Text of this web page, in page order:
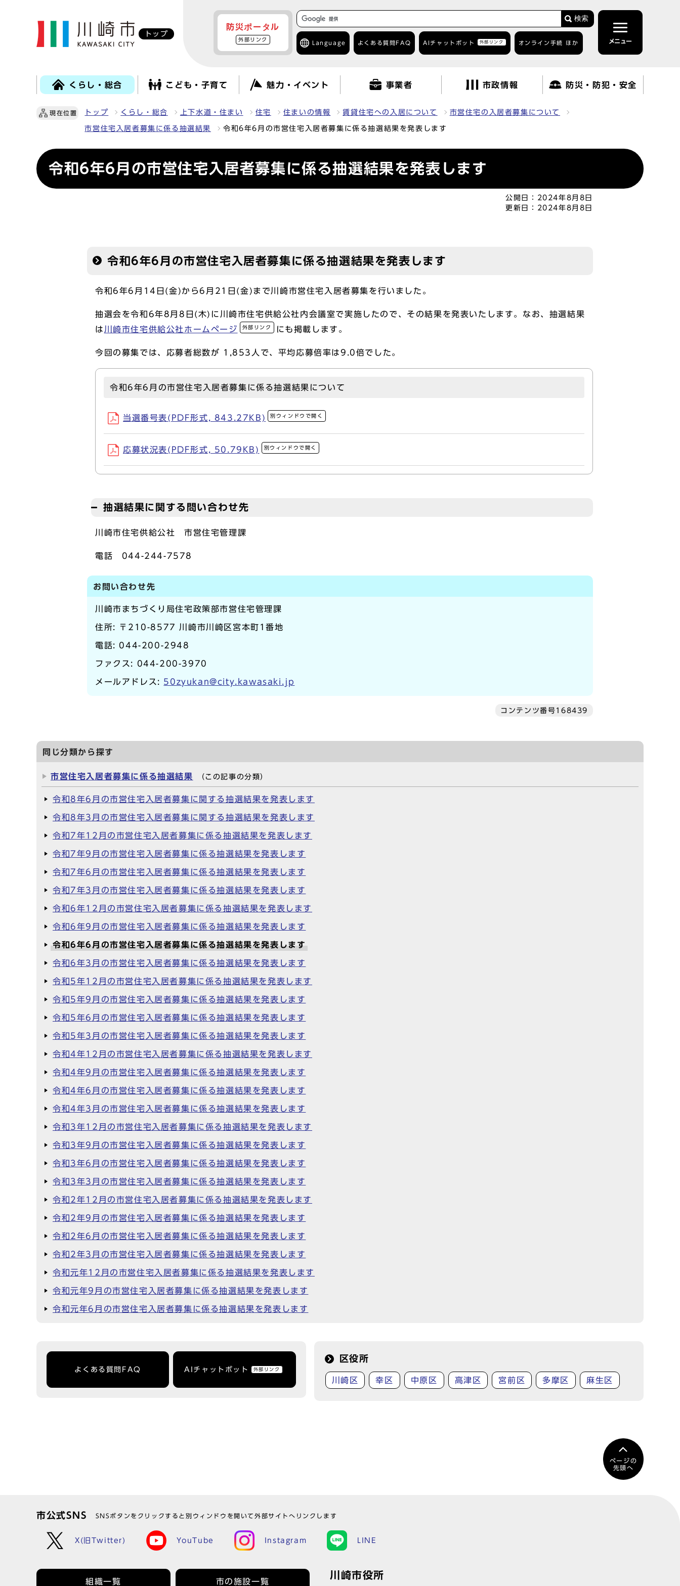
トップ
防災ポータル
外部リンク
検索
Language よくある質問 FAQ AIチャットボット 外部リンク オンライン手続 ほか メニュー
くらし・総合 こども・子育て 魅力・イベント 事業者 市政情報 防災・防犯・安全
現在位置 トップ くらし・総合 上下水道・住まい 住宅 住まいの情報 賃貸住宅への入居について 市営住宅の入居者募集について
市営住宅入居者募集に係る抽選結果 令和6年6月の市営住宅入居者募集に係る抽選結果を発表します
令和6年6月の市営住宅入居者募集に係る抽選結果を発表します
公開日：
2024年8月8日
更新日：
2024年8月8日
令和6年6月の市営住宅入居者募集に係る抽選結果を発表します
令和6年6月14日(金)から6月21日(金)まで川崎市営住宅入居者募集を行いました。
抽選会を令和6年8月8日(木)に川崎市住宅供給公社内会議室で実施したので、その結果を発表いたします。なお、抽選結果
は 川崎市住宅供給公社ホームページ 外部リンク にも掲載します。
今回の募集では、応募者総数が 1,853人で、平均応募倍率は9.0倍でした。
令和6年6月の市営住宅入居者募集に係る抽選結果について
当選番号表(PDF形式, 843.27KB) 別ウィンドウで開く
応募状況表(PDF形式, 50.79KB) 別ウィンドウで開く
抽選結果に関する問い合わせ先
川崎市住宅供給公社 市営住宅管理課
電話 044-244-7578
お問い合わせ先
川崎市まちづくり局住宅政策部市営住宅管理課
住所: 〒210-8577 川崎市川崎区宮本町1番地
電話: 044-200-2948
ファクス: 044-200-3970
メールアドレス: 50zyukan@city.kawasaki.jp
コンテンツ番号168439
同じ分類から探す
市営住宅入居者募集に係る抽選結果 （この記事の分類）
令和8年6月の市営住宅入居者募集に関する抽選結果を発表します
令和8年3月の市営住宅入居者募集に関する抽選結果を発表します
令和7年12月の市営住宅入居者募集に係る抽選結果を発表します
令和7年9月の市営住宅入居者募集に係る抽選結果を発表します
令和7年6月の市営住宅入居者募集に係る抽選結果を発表します
令和7年3月の市営住宅入居者募集に係る抽選結果を発表します
令和6年12月の市営住宅入居者募集に係る抽選結果を発表します
令和6年9月の市営住宅入居者募集に係る抽選結果を発表します
令和6年6月の市営住宅入居者募集に係る抽選結果を発表します
令和6年3月の市営住宅入居者募集に係る抽選結果を発表します
令和5年12月の市営住宅入居者募集に係る抽選結果を発表します
令和5年9月の市営住宅入居者募集に係る抽選結果を発表します
令和5年6月の市営住宅入居者募集に係る抽選結果を発表します
令和5年3月の市営住宅入居者募集に係る抽選結果を発表します
令和4年12月の市営住宅入居者募集に係る抽選結果を発表します
令和4年9月の市営住宅入居者募集に係る抽選結果を発表します
令和4年6月の市営住宅入居者募集に係る抽選結果を発表します
令和4年3月の市営住宅入居者募集に係る抽選結果を発表します
令和3年12月の市営住宅入居者募集に係る抽選結果を発表します
令和3年9月の市営住宅入居者募集に係る抽選結果を発表します
令和3年6月の市営住宅入居者募集に係る抽選結果を発表します
令和3年3月の市営住宅入居者募集に係る抽選結果を発表します
令和2年12月の市営住宅入居者募集に係る抽選結果を発表します
令和2年9月の市営住宅入居者募集に係る抽選結果を発表します
令和2年6月の市営住宅入居者募集に係る抽選結果を発表します
令和2年3月の市営住宅入居者募集に係る抽選結果を発表します
令和元年12月の市営住宅入居者募集に係る抽選結果を発表します
令和元年9月の市営住宅入居者募集に係る抽選結果を発表します
令和元年6月の市営住宅入居者募集に係る抽選結果を発表します
よくある質問FAQ AIチャットボット 外部リンク
区役所
川崎区 幸区 中原区 高津区 宮前区 多摩区 麻生区
ページの
先頭へ
市公式SNS SNSボタンをクリックすると別ウィンドウを開いて外部サイトへリンクします
X(旧Twitter) YouTube Instagram LINE
組織一覧 市の施設一覧
川崎市役所